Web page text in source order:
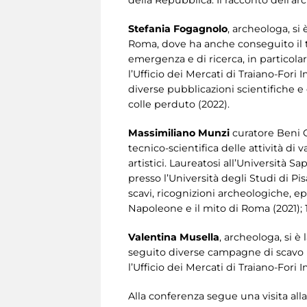
Stefania Fogagnolo, archeologa, si
Roma, dove ha anche conseguito
emergenza e di ricerca, in
l’Ufficio dei Mercati di Traiano-Fori
diverse pubblicazioni scientifiche e
colle perduto (2022).
Massimiliano Munzi curatore Beni
tecnico-scientifica delle attività di
artistici. Laureatosi all’Università
presso l’Università degli Studi di
scavi, ricognizioni archeologiche,
Napoleone e il mito di Roma
Valentina Musella, archeologa, si è
seguito diverse campagne di
l’Ufficio dei Mercati di Traiano-Fori
Alla conferenza segue una visita